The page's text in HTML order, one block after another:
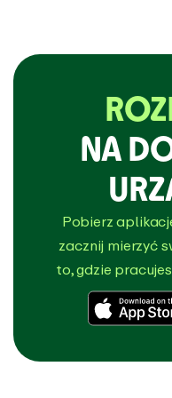
NA
Pobierz
zacznij mierzyć
to, gdzie